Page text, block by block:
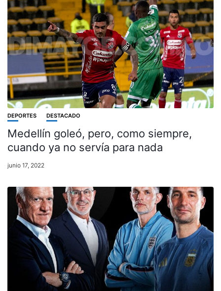
DEPORTES DESTACADO
Medellín goleó, pero, como siempre,
cuando ya no servía para nada
junio 17, 2022